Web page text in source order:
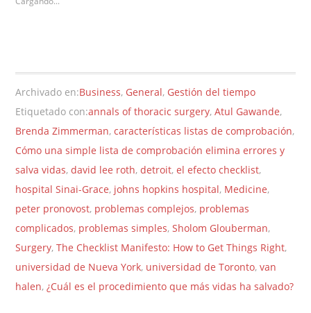
Archivado en:Business, General, Gestión del tiempo
Etiquetado con:annals of thoracic surgery,Atul Gawande,
Brenda Zimmerman,características listas de comprobación,
Cómo una simple lista de comprobación elimina errores y
salva vidas,david lee roth,detroit,el efecto checklist,
hospital Sinai-Grace, johns hopkins hospital, Medicine,
peter pronovost, problemas complejos, problemas
complicados, problemas simples,Sholom Glouberman,
Surgery,The Checklist Manifesto: How to Get Things Right,
universidad de Nueva York, universidad de Toronto,van
halen,¿Cuál es el procedimiento que más vidas ha salvado?